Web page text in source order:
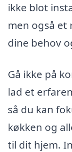
ikke blot
men også
dine behov
Gå ikke på
lad et
så du kan
køkken og
til dit hjem.